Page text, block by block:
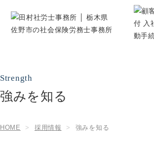
強みを知る
HOME 採用情報 強みを知る